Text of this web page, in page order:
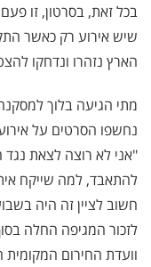
בכל זאת, בסרטון, זו
שיש אירוע רק כאשר
הארץ נזהרו ונדחקו
מתי הגיעה בלוך
נחשפו הסרטים על
"אני לא רוצה לצאת
להתאבד, למה שייקח
חשוב לציין זה היה
לזכור המגיפה החלה